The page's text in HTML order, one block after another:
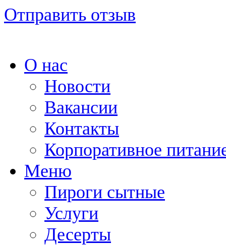
Отправить отзыв
О нас
Новости
Вакансии
Контакты
Корпоративное
Меню
Пироги сытные
Услуги
Десерты